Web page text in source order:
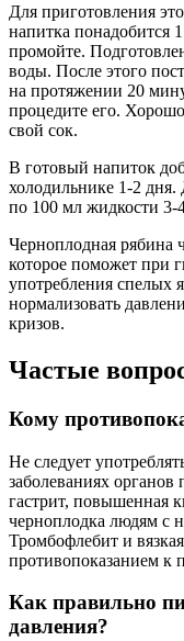
Для приготовления
напитка понадобится
промойте.
воды. После этого
на протяжении 20
процедите его.
свой сок.
В готовый напиток
холодильнике 1-2
по 100 мл жидкости 3-
Черноплодная рябина
которое поможет при
употребления спелых
нормализовать
кризов.
Частые
Кому
Не следует
заболеваниях
гастрит, повышенная
черноплодка людям с
Тромбофлебит и
противопоказанием к
Как правильно
давления?